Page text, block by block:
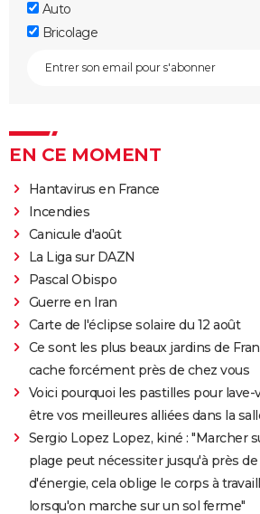
Auto
Bricolage
EN CE MOMENT
Hantavirus en France
Incendies
Canicule d'août
La Liga sur DAZN
Pascal Obispo
Guerre en Iran
Carte de l'éclipse solaire du 12 août
Ce sont les plus beaux jardins de
cache forcément près de chez vous
Voici pourquoi les pastilles pour lave-
être vos meilleures alliées dans la
Sergio Lopez Lopez, kiné : "Marcher
plage peut nécessiter jusqu'à près
d'énergie, cela oblige le corps à
lorsqu'on marche sur un sol ferme"